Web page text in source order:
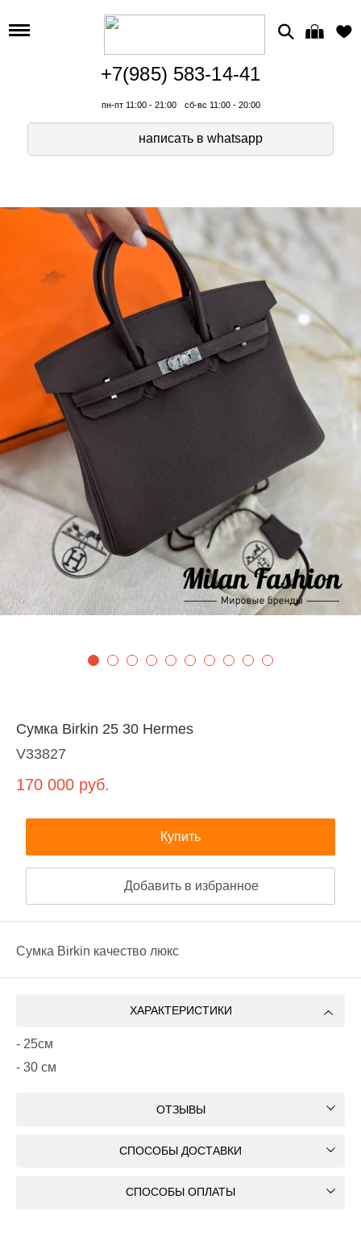
+7(985) 583-14-41
пн-пт 11:00 - 21:00 сб-вс 11:00 - 20:00
написать в whatsapp
Сумка Birkin 25 30 Hermes
V33827
170 000 руб.
Купить
Добавить в избранное
Сумка Birkin качество люкс
ХАРАКТЕРИСТИКИ
- 25см
- 30 см
ОТЗЫВЫ
СПОСОБЫ ДОСТАВКИ
СПОСОБЫ ОПЛАТЫ